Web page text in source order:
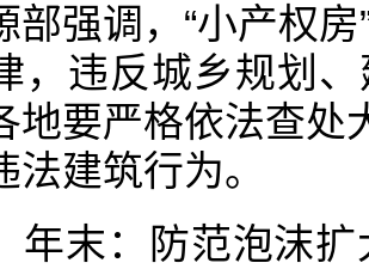
部强调，“小产权
，违反城乡规划
地要严格依法查处
法建筑行为。
年末：防范泡沫